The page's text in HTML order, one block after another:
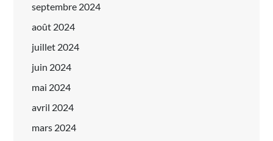
septembre 2024
août 2024
juillet 2024
juin 2024
mai 2024
avril 2024
mars 2024